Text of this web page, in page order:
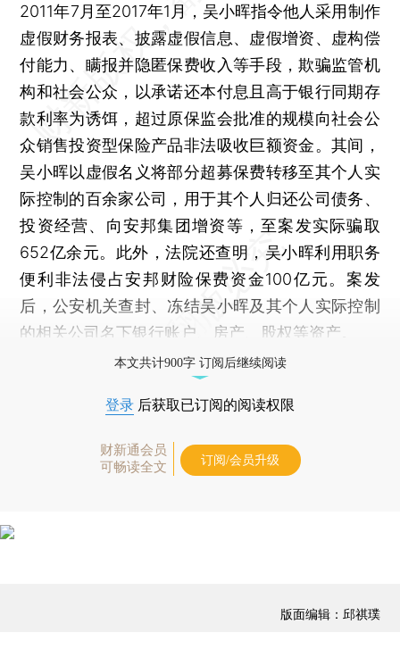
2011年7月至2017年1月，吴小晖指令他人采用制作
虚假财务报表、披露虚假信息、虚假增资、虚构偿
付能力、瞒报并隐匿保费收入等手段，欺骗监管机
构和社会公众，以承诺还本付息且高于银行同期存
款利率为诱饵，超过原保监会批准的规模向社会公
众销售投资型保险产品非法吸收巨额资金。其间，
吴小晖以虚假名义将部分超募保费转移至其个人实
际控制的百余家公司，用于其个人归还公司债务、
投资经营、向安邦集团增资等，至案发实际骗取
652亿余元。此外，法院还查明，吴小晖利用职务
便利非法侵占安邦财险保费资金100亿元。案发
后，公安机关查封、冻结吴小晖及其个人实际控制
的相关公司名下银行账户、房产、股权等资产。
本文共计900字 订阅后继续阅读
登录 后获取已订阅的阅读权限
财新通会员
可畅读全文
订阅/会员升级
版面编辑：邱祺璞